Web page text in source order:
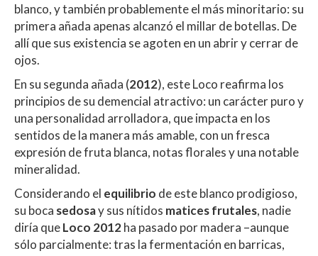
blanco, y también probablemente el más minoritario: su
primera añada apenas alcanzó el millar de botellas. De
allí que sus existencia se agoten en un abrir y cerrar de
ojos.
En su segunda añada (2012), este Loco reafirma los
principios de su demencial atractivo: un carácter puro y
una personalidad arrolladora, que impacta en los
sentidos de la manera más amable, con un fresca
expresión de fruta blanca, notas florales y una notable
mineralidad.
Considerando el equilibrio de este blanco prodigioso,
su boca sedosay sus nítidos matices frutales, nadie
diría queLoco 2012ha pasado por madera –aunque
sólo parcialmente: tras la fermentación en barricas,